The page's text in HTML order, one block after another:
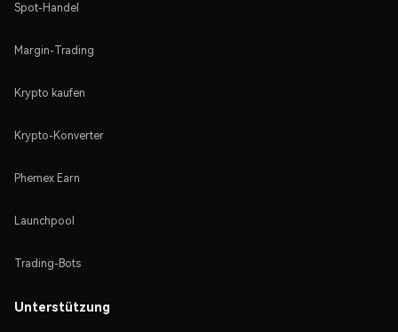
Spot-Handel
Margin-Trading
Krypto kaufen
Krypto-Konverter
Phemex Earn
Launchpool
Trading-Bots
Unterstützung